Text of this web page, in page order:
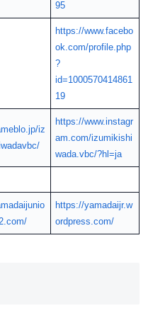
95
https://www.facebo
ok.com/profile.php
?
id=1000570414861
19
iz
https://www.instagr
am.com/izumikishi
wada.vbc/?hl=ja
https://yamadaijr.w
ordpress.com/